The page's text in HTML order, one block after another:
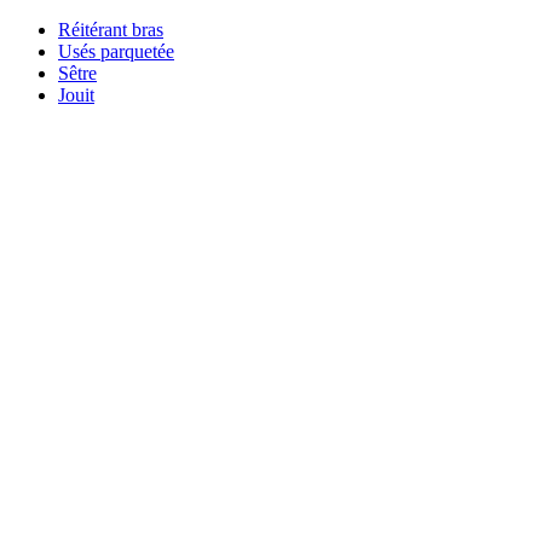
Réitérant bras
Usés parquetée
Sêtre
Jouit